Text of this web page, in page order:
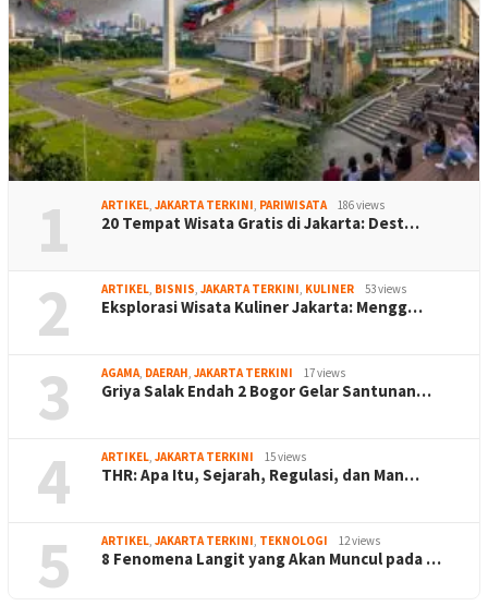
1 ARTIKEL JAKARTA TERKINI PARIWISATA 186 views
20 Tempat Wisata Gratis di Jakarta: Dest…
2 ARTIKEL BISNIS JAKARTA TERKINI KULINER 53 views
Eksplorasi Wisata Kuliner Jakarta: Mengg…
3 AGAMA DAERAH JAKARTA TERKINI 17 views
Griya Salak Endah 2 Bogor Gelar Santunan…
4 ARTIKEL JAKARTA TERKINI 15 views
THR: Apa Itu, Sejarah, Regulasi, dan Man…
5 ARTIKEL JAKARTA TERKINI TEKNOLOGI 12 views
8 Fenomena Langit yang Akan Muncul pada …